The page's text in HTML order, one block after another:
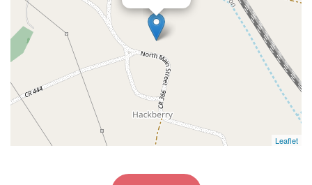
Leaflet